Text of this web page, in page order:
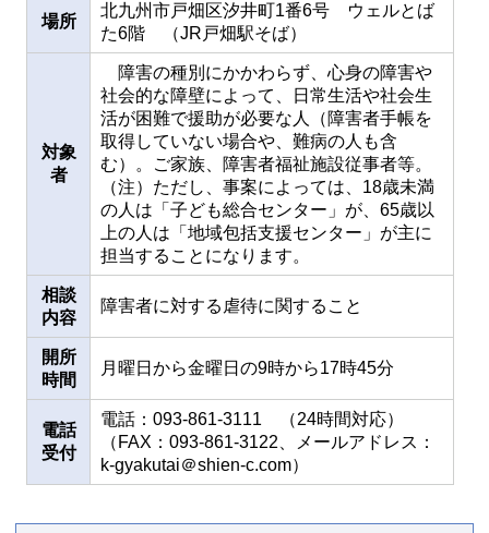
場所
北九州市戸畑区汐井町1番6号 ウェルとば
た6階 （JR戸畑駅そば）
対象
者
障害の種別にかかわらず、心身の障害や
社会的な障壁によって、日常生活や社会生
活が困難で援助が必要な人（障害者手帳を
取得していない場合や、難病の人も含
む）。ご家族、障害者福祉施設従事者等。
（注）ただし、事案によっては、18歳未満
の人は「子ども総合センター」が、65歳以
上の人は「地域包括支援センター」が主に
担当することになります。
相談
内容
障害者に対する虐待に関すること
開所
時間
月曜日から金曜日の9時から17時45分
電話
受付
電話：093-861-3111 （24時間対応）
（FAX：093-861-3122、メールアドレス：
k-gyakutai＠shien-c.com）